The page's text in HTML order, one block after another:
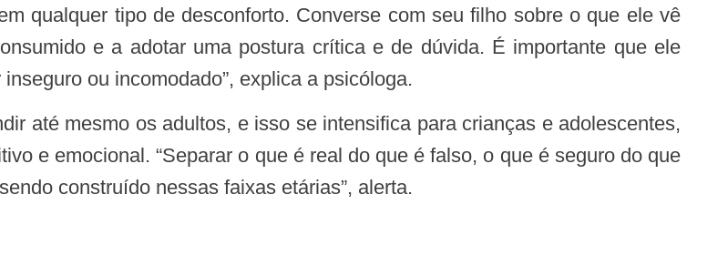
qualquer tipo de desconforto. Converse com seu filho sobre o que ele vê
e a adotar uma postura crítica e de dúvida. É importante que ele
ou incomodado”, explica a psicóloga.
e emocional. “Separar o que é real do que é falso, o que é seguro do que
construído nessas faixas etárias”, alerta.